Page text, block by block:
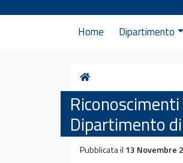
Home Dipartimento
Home
Dipartimento
Pubblicata il 13 Novembre